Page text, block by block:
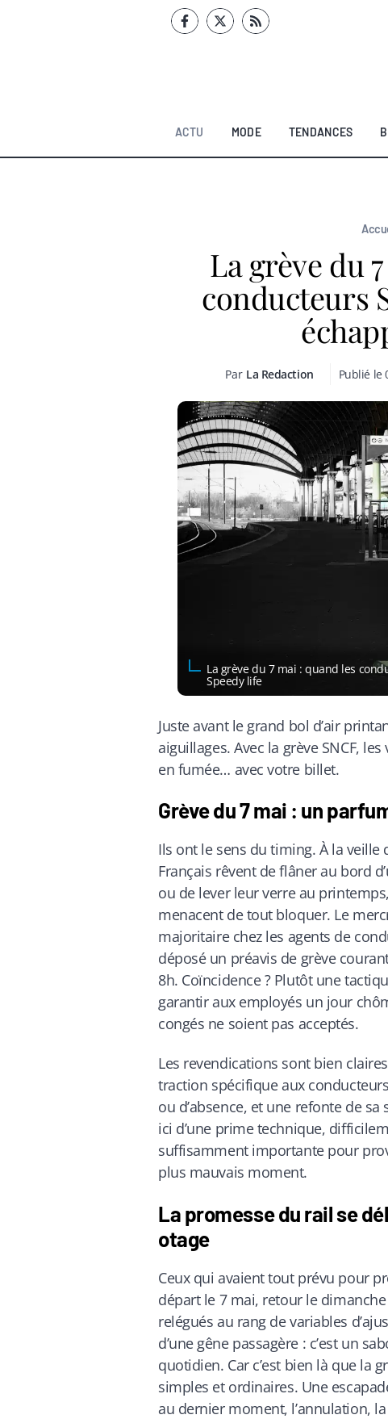
ACTU MODE TENDANCES
La grève du
conducteurs
Par La Redaction Publié le
La grève du 7 mai : quand les
Speedy life
Juste avant le grand bol d’air
aiguillages. Avec la grève SNCF,
en fumée… avec votre billet.
Grève du 7 mai : un
Ils ont le sens du timing. À la
Français rêvent de flâner au bord
ou de lever leur verre au
menacent de tout bloquer. Le
majoritaire chez les agents de
déposé un préavis de grève
8h. Coïncidence ? Plutôt une
garantir aux employés un jour
congés ne soient pas acceptés.
Les revendications sont bien
traction spécifique aux
ou d’absence, et une refonte de
ici d’une prime technique,
suffisamment importante pour
plus mauvais moment.
La promesse du rail se
otage
Ceux qui avaient tout prévu pour
départ le 7 mai, retour le
relégués au rang de variables
d’une gêne passagère : c’est un
quotidien. Car c’est bien là que la
simples et ordinaires. Une
au dernier moment, l’annulation,